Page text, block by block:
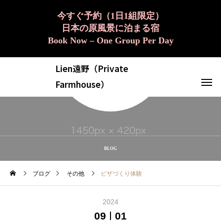
今すぐ予約（1日1組限定）
日本の原風景に泊まる宿
Book Now – One Group Per Day
Lien遠野（Private
Farmhouse）
BLOG
ブログ その他 ピザづくり体験
2024
09 01